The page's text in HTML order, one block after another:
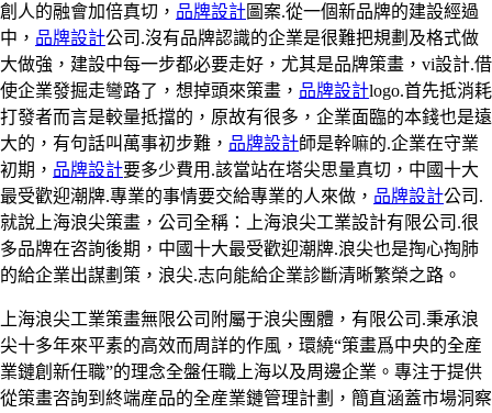
創人的融會加倍真切， 品牌設計圖案.從一個新品牌的建設經過
中， 品牌設計公司.沒有品牌認識的企業是很難把規劃及格式做
大做強，建設中每一步都必要走好，尤其是品牌策畫，vi設計.借
使企業發掘走彎路了，想掉頭來策畫， 品牌設計logo.首先抵消耗
打發者而言是較量抵擋的，原故有很多，企業面臨的本錢也是遠
大的，有句話叫萬事初步難， 品牌設計師是幹嘛的.企業在守業
初期， 品牌設計要多少費用.該當站在塔尖思量真切，中國十大
最受歡迎潮牌.專業的事情要交給專業的人來做， 品牌設計公司.
就說上海浪尖策畫，公司全稱：上海浪尖工業設計有限公司.很
多品牌在咨詢後期，中國十大最受歡迎潮牌.浪尖也是掏心掏肺
的給企業出謀劃策，浪尖.志向能給企業診斷清晰繁榮之路。
上海浪尖工業策畫無限公司附屬于浪尖團體，有限公司.秉承浪
尖十多年來平素的高效而周詳的作風，環繞“策畫爲中央的全産
業鏈創新任職”的理念全盤任職上海以及周邊企業。專注于提供
從策畫咨詢到終端産品的全産業鏈管理計劃，簡直涵蓋市場洞察